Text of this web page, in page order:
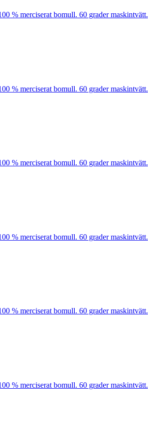
% merciserat bomull. 60 grader maskintvätt.
% merciserat bomull. 60 grader maskintvätt.
% merciserat bomull. 60 grader maskintvätt.
% merciserat bomull. 60 grader maskintvätt.
% merciserat bomull. 60 grader maskintvätt.
% merciserat bomull. 60 grader maskintvätt.